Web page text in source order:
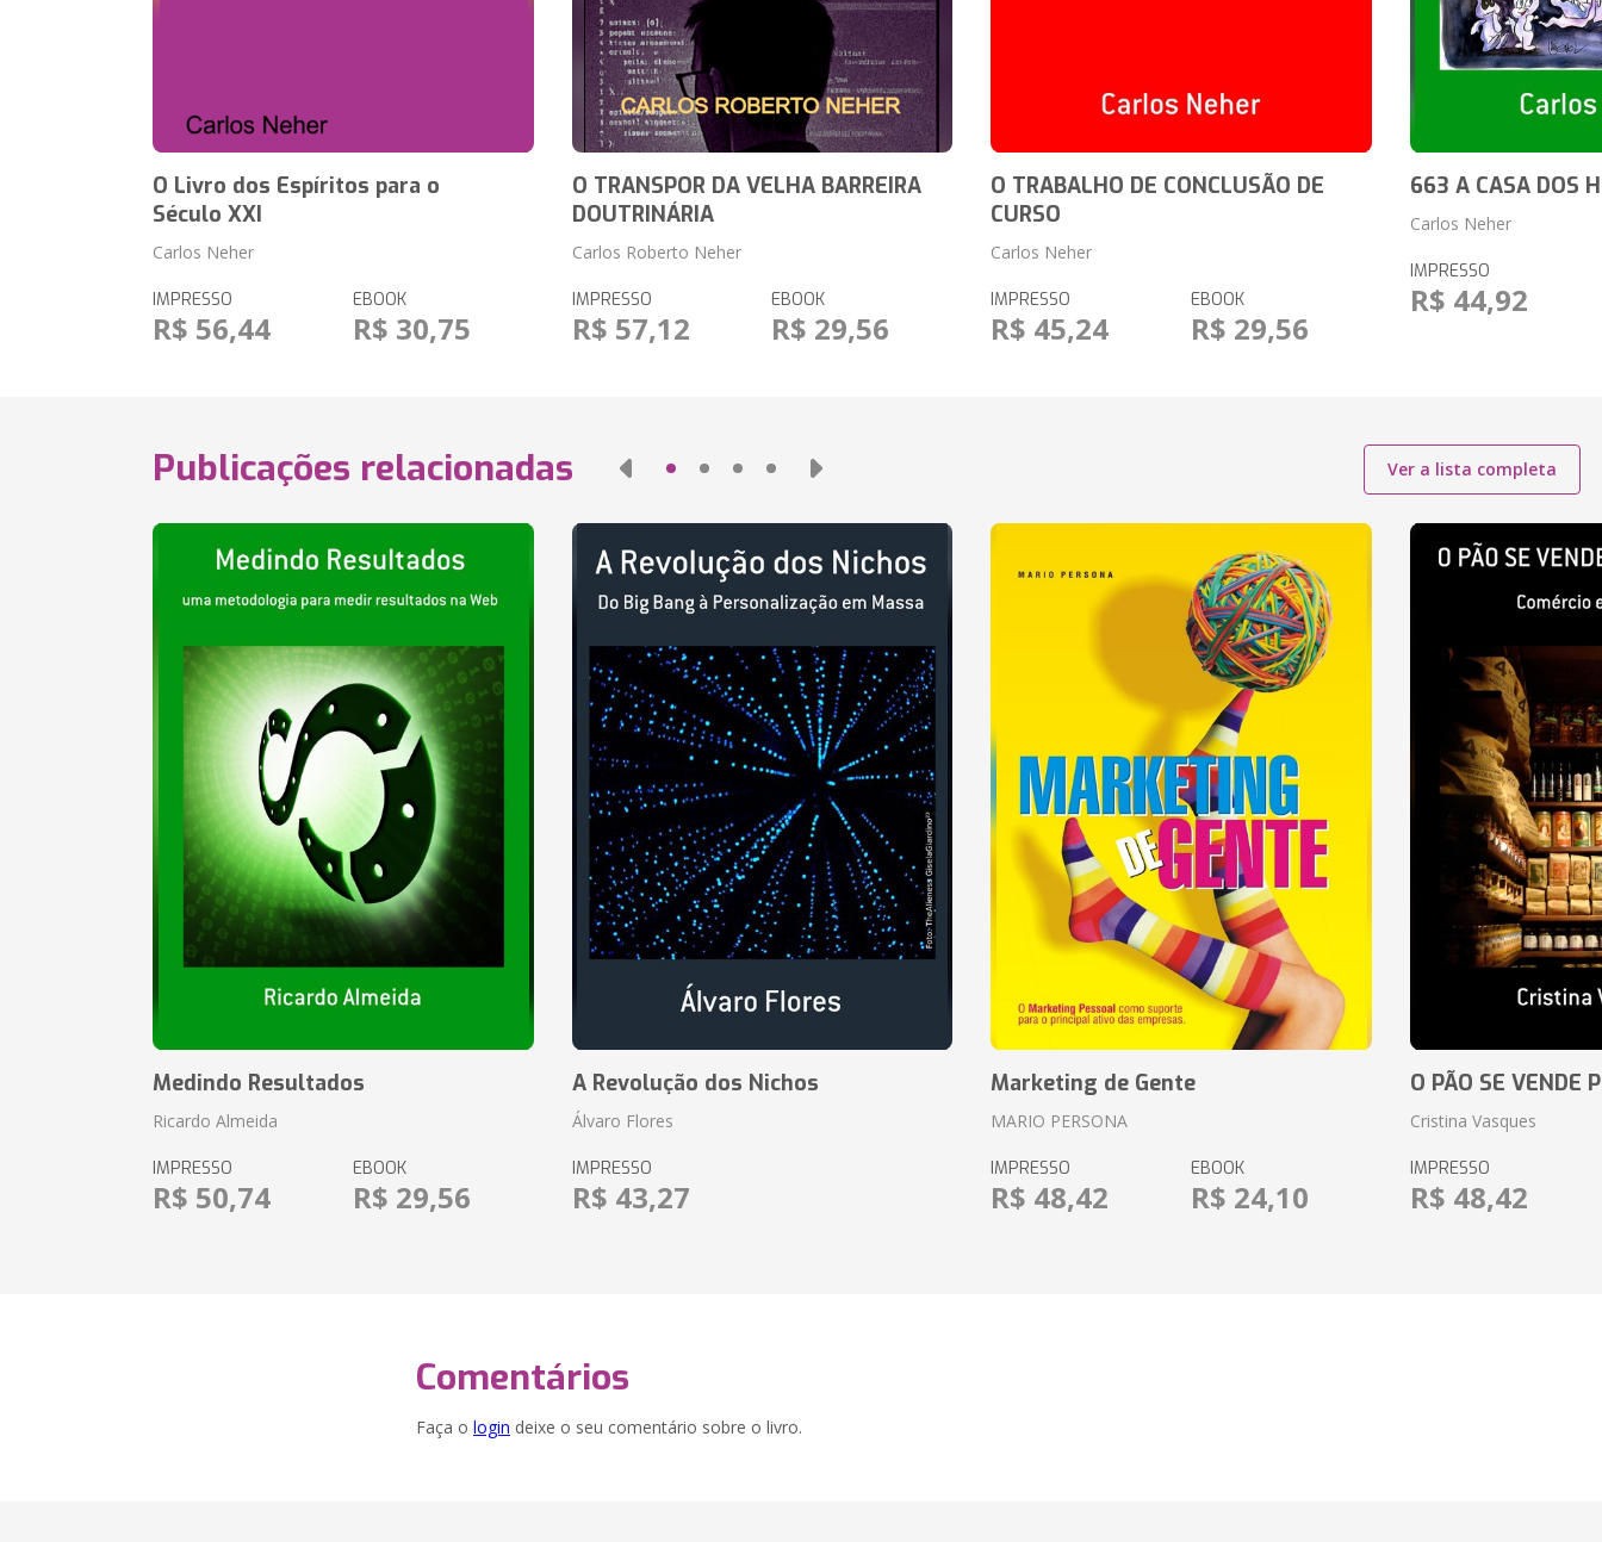
O Livro dos Espíritos para o
Século XXI
Carlos Neher
IMPRESSO
R$ 56,44
EBOOK
R$ 30,75
O TRANSPOR DA VELHA BARREIRA
DOUTRINÁRIA
Carlos Roberto Neher
IMPRESSO
R$ 57,12
EBOOK
R$ 29,56
O TRABALHO DE CONCLUSÃO DE
CURSO
Carlos Neher
IMPRESSO
R$ 45,24
EBOOK
R$ 29,56
663 A CASA DOS
Carlos Neher
IMPRESSO
R$ 44,92
Publicações relacionadas Ver a lista completa
Medindo Resultados
Ricardo Almeida
IMPRESSO
R$ 50,74
EBOOK
R$ 29,56
A Revolução dos Nichos
Álvaro Flores
IMPRESSO
R$ 43,27
Marketing de Gente
MARIO PERSONA
IMPRESSO
R$ 48,42
EBOOK
R$ 24,10
O PÃO SE VENDE
Cristina Vasques
IMPRESSO
R$ 48,42
Comentários
Faça o login deixe o seu comentário sobre o livro.